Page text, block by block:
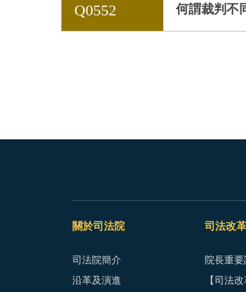
Q0552 何謂裁判不
關於司法院
司法院簡介
沿革及演進
司法改革
院長重
【司法